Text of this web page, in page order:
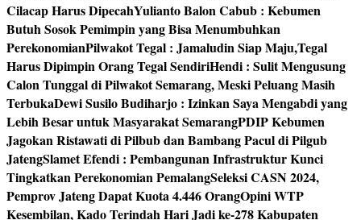
Cilacap Harus DipecahYulianto Balon Cabub : Kebumen
Butuh Sosok Pemimpin yang Bisa Menumbuhkan
PerekonomianPilwakot Tegal : Jamaludin Siap Maju,Tegal
Harus Dipimpin Orang Tegal SendiriHendi : Sulit Mengusung
Calon Tunggal di Pilwakot Semarang, Meski Peluang Masih
TerbukaDewi Susilo Budiharjo : Izinkan Saya Mengabdi yang
Lebih Besar untuk Masyarakat SemarangPDIP Kebumen
Jagokan Ristawati di Pilbub dan Bambang Pacul di Pilgub
JatengSlamet Efendi : Pembangunan Infrastruktur Kunci
Tingkatkan Perekonomian PemalangSeleksi CASN 2024,
Pemprov Jateng Dapat Kuota 4.446 OrangOpini WTP
Kesembilan, Kado Terindah Hari Jadi ke-278 Kabupaten